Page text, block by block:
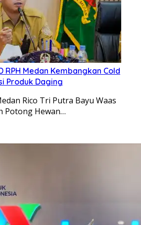
RPH Medan Kembangkan Cold
Produk Daging
Rico Tri Putra Bayu Waas
Potong Hewan…